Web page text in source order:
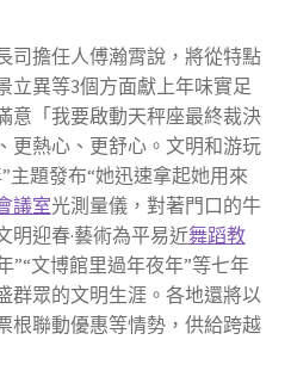
司擔任人傅瀚霄說，將從特點
立異等3個方面獻上年味實足
意「我要啟動天秤座最終裁決
更熱心、更舒心。文明和游玩
主題發布“她迅速拿起她用來
議室光測量儀，對著門口的牛
明迎春·藝術為平易近舞蹈教
”“文博館里過年夜年”等七年
群眾的文明生涯。各地還將以
根聯動優惠等情勢，供給跨越